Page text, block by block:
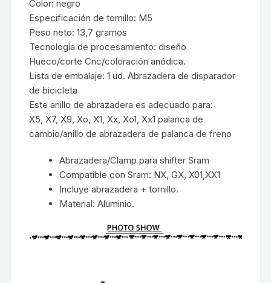
Color: negro
Especificación de tornillo: M5
Peso neto: 13,7 gramos
Tecnología de procesamiento: diseño
Hueco/corte Cnc/coloración anódica.
Lista de embalaje: 1 ud. Abrazadera de disparador
de bicicleta
Este anillo de abrazadera es adecuado para:
X5, X7, X9, Xo, X1, Xx, Xo1, Xx1 palanca de
cambio/anillo de abrazadera de palanca de freno
Abrazadera/Clamp para shifter Sram
Compatible con Sram: NX, GX, X01,XX1
Incluye abrazadera + tornillo.
Material: Aluminio.